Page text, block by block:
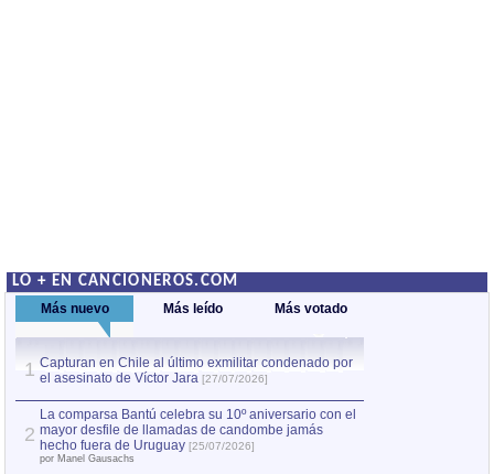
LO + EN CANCIONEROS.COM
Más nuevo Más leído Más votado
1 Capturan en Chile al último exmilitar condenado por
el asesinato de Víctor Jara [27/07/2026]
2
La comparsa Bantú celebra su 10º aniversario con el
mayor desfile de llamadas de candombe jamás
hecho fuera de Uruguay [25/07/2026]
por Manel Gausachs